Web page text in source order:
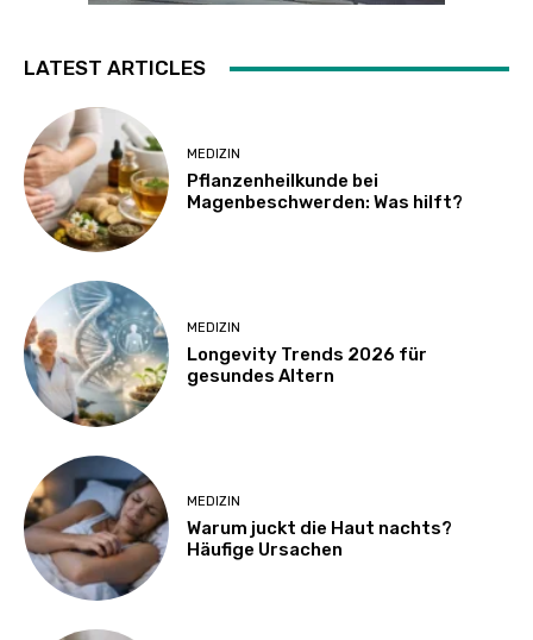
LATEST ARTICLES
MEDIZIN
Pflanzenheilkunde bei
Magenbeschwerden: Was hilft?
MEDIZIN
Longevity Trends 2026 für
gesundes Altern
MEDIZIN
Warum juckt die Haut nachts?
Häufige Ursachen